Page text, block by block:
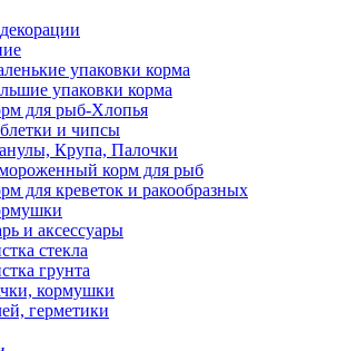
упаковки корма
упаковки корма
для рыб-Хлопья
и чипсы
Крупа, Палочки
корм для рыб
для креветок и ракообразных
и аксессуары
стекла
грунта
кормушки
герметики